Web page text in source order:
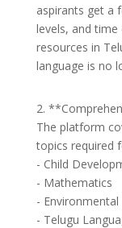
aspirants get a
levels, and
resources in
language is no
2.
The platform
topics required
- Child
- Mathematics
- Environmental
- Telugu